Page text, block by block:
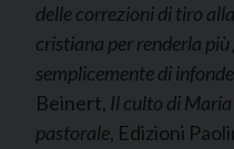
delle correzioni di tiro
cristiana per renderla
semplicemente di
Beinert, Il culto di
pastorale, Edizioni